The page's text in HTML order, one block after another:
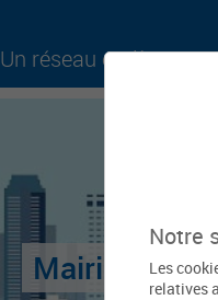
Notre
Les
relatives
Un réseau
Mairie de